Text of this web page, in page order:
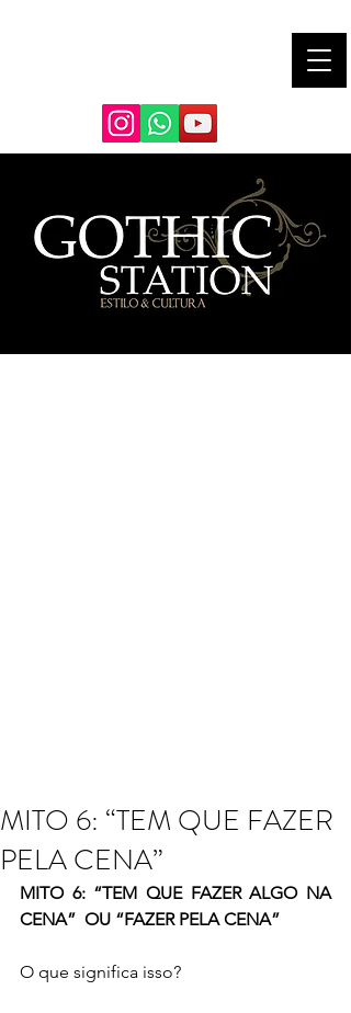
MITO 6: “TEM QUE FAZER
PELA CENA”
MITO 6: “TEM QUE FAZER ALGO NA
CENA”  OU “FAZER PELA CENA”
O que significa isso?